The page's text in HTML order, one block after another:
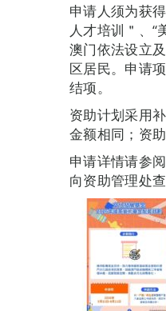
申请人须为获
人才培训＂、
澳门依法设立
区居民。申请
结项。
资助计划采用
金额相同；资
申请详情请参
向资助管理处查